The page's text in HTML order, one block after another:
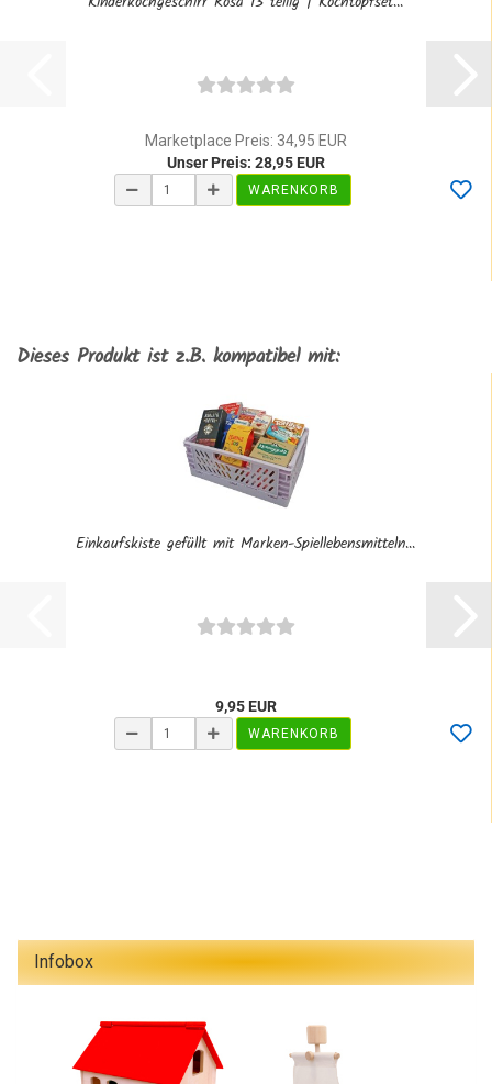
Marketplace Preis: 34,95 EUR
Unser Preis: 28,95 EUR
WARENKORB
Dieses Produkt ist z.B. kompatibel mit:
Einkaufskiste gefüllt mit Marken-Spiellebensmitteln...
9,95 EUR
WARENKORB
Infobox